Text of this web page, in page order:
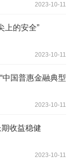
2023-10-11
上的安全”
2023-10-11
中国普惠金融典型
2023-10-11
期收益稳健
2023-10-11